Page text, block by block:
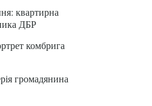
квартирна
ДБР
комбрига
громадянина